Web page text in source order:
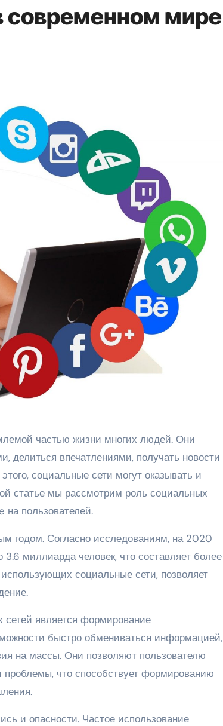
современном мире
делиться впечатлениями, получать новости
социальные сети могут оказывать и
статье мы рассмотрим роль социальных
пользователей.
годом. Согласно исследованиям, на 2020
3.6 миллиарда человек, что составляет более
социальные сети, позволяет
является формирование
быстро обмениваться информацией,
на массы. Они позволяют пользователю
что способствует формированию
и опасности. Частое использование